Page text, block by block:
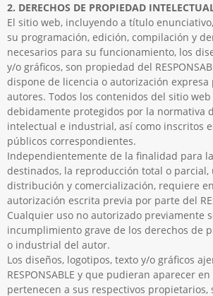
2. DERECHOS DE PROPIEDAD
El sitio web, incluyendo a título
su programación, edición, compilación y
necesarios para su funcionamiento, los
y/o gráficos, son propiedad del
dispone de licencia o autorización expresa
autores. Todos los contenidos del sitio
debidamente protegidos por la normativa
intelectual e industrial, así como inscritos
públicos correspondientes.
Independientemente de la finalidad para
destinados, la reproducción total o parcial,
distribución y comercialización, requiere
autorización escrita previa por parte del
Cualquier uso no autorizado previamente
incumplimiento grave de los derechos de
o industrial del autor.
Los diseños, logotipos, texto y/o gráficos
RESPONSABLE y que pudieran aparecer
pertenecen a sus respectivos propietarios,